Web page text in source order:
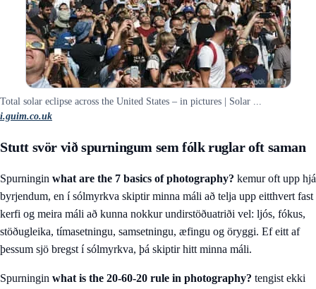
Total solar eclipse across the United States – in pictures | Solar ...
i.guim.co.uk
Stutt svör við spurningum sem fólk ruglar oft saman
Spurningin what are the 7 basics of photography? kemur oft upp hjá
byrjendum, en í sólmyrkva skiptir minna máli að telja upp eitthvert fast
kerfi og meira máli að kunna nokkur undirstöðuatriði vel: ljós, fókus,
stöðugleika, tímasetningu, samsetningu, æfingu og öryggi. Ef eitt af
þessum sjö bregst í sólmyrkva, þá skiptir hitt minna máli.
Spurningin what is the 20-60-20 rule in photography? tengist ekki